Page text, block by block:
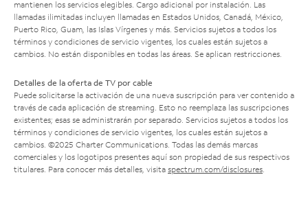
mantienen los servicios elegibles. Cargo adicional por instalación. Las
llamadas ilimitadas incluyen llamadas en Estados Unidos, Canadá, México,
Puerto Rico, Guam, las Islas Vírgenes y más. Servicios sujetos a todos los
términos y condiciones de servicio vigentes, los cuales están sujetos a
cambios. No están disponibles en todas las áreas. Se aplican restricciones.
Detalles de la oferta de TV por cable
Puede solicitarse la activación de una nueva suscripción para ver contenido a
través de cada aplicación de streaming. Esto no reemplaza las suscripciones
existentes; esas se administrarán por separado. Servicios sujetos a todos los
términos y condiciones de servicio vigentes, los cuales están sujetos a
cambios. ©2025 Charter Communications. Todas las demás marcas
comerciales y los logotipos presentes aquí son propiedad de sus respectivos
titulares. Para conocer más detalles, visita spectrum.com/disclosures